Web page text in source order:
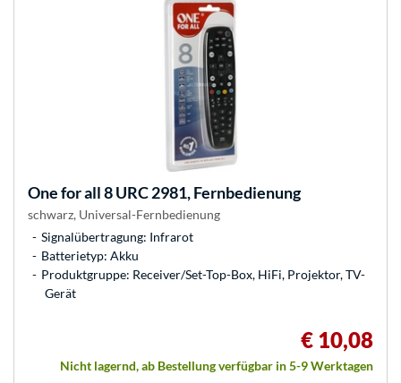
One for all8 URC 2981, Fernbedienung
schwarz, Universal-Fernbedienung
Signalübertragung: Infrarot
Batterietyp: Akku
Produktgruppe: Receiver/Set-Top-Box, HiFi, Projektor, TV-
Gerät
€ 10,08
Nicht lagernd, ab Bestellung verfügbar in 5-9 Werktagen